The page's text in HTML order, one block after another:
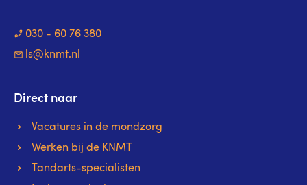
030 - 60 76 380
ls@knmt.nl
Direct naar
Vacatures in de mondzorg
Werken bij de KNMT
Tandarts-specialisten